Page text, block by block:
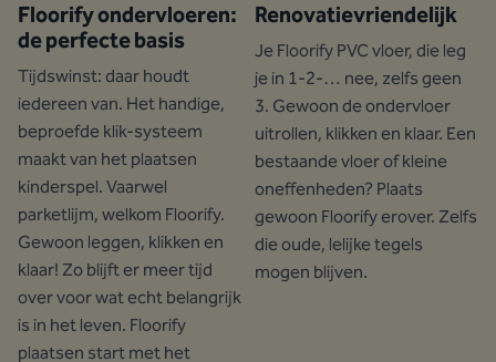
Floorify ondervloeren:
de perfecte basis
Tijdswinst: daar houdt
iedereen van. Het handige,
beproefde klik-systeem
maakt van het plaatsen
kinderspel. Vaarwel
parketlijm, welkom Floorify.
Gewoon leggen, klikken en
klaar! Zo blijft er meer tijd
over voor wat echt belangrijk
is in het leven. Floorify
plaatsen start met het
Renovatievriendelijk
Je Floorify PVC vloer, die leg
je in 1-2-… nee, zelfs geen
3. Gewoon de ondervloer
uitrollen, klikken en klaar. Een
bestaande vloer of kleine
oneffenheden? Plaats
gewoon Floorify erover. Zelfs
die oude, lelijke tegels
mogen blijven.